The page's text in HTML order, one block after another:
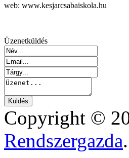
web: www.kesjarcsabaiskola.hu
Üzenetküldés
Copyright ©
Rendszergazda